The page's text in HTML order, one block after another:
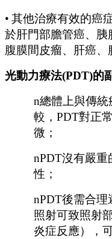
• 其他治療有效的癌
於肝門部膽管癌、
腹膜間皮瘤、肝癌、
光動力療法(PDT)的
n總體上與傳統
較， PDT對正
微；
nPDT沒有嚴重
性；
nPDT後需合理
照射可致照射
炎症反應），